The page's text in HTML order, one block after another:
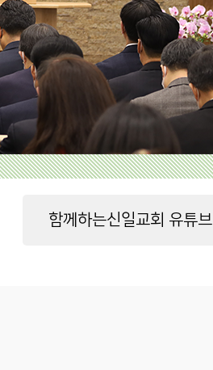
함께하는신일교회 유튜브